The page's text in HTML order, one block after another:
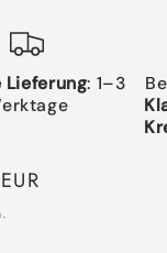
Lieferung: 1–3